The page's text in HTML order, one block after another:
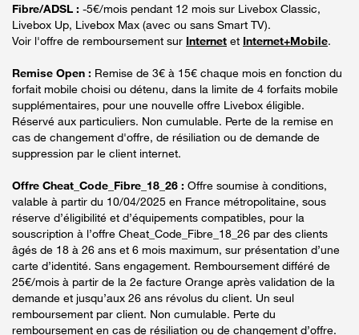
Fibre/ADSL : -5€/mois pendant 12 mois sur Livebox Classic,
Livebox Up, Livebox Max (avec ou sans Smart TV).
Voir l'offre de remboursement sur Internet et Internet+Mobile.
Remise Open : Remise de 3€ à 15€ chaque mois en fonction du
forfait mobile choisi ou détenu, dans la limite de 4 forfaits mobile
supplémentaires, pour une nouvelle offre Livebox éligible.
Réservé aux particuliers. Non cumulable. Perte de la remise en
cas de changement d'offre, de résiliation ou de demande de
suppression par le client internet.
Offre Cheat_Code_Fibre_18_26 : Offre soumise à conditions,
valable à partir du 10/04/2025 en France métropolitaine, sous
réserve d’éligibilité et d’équipements compatibles, pour la
souscription à l’offre Cheat_Code_Fibre_18_26 par des clients
âgés de 18 à 26 ans et 6 mois maximum, sur présentation d’une
carte d’identité. Sans engagement. Remboursement différé de
25€/mois à partir de la 2e facture Orange après validation de la
demande et jusqu’aux 26 ans révolus du client. Un seul
remboursement par client. Non cumulable. Perte du
remboursement en cas de résiliation ou de changement d’offre.